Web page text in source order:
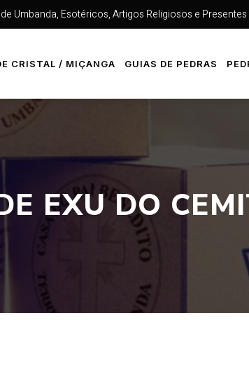
Umbanda, Esotéricos, Artigos Religiosos e Presentes
CRISTAL / MIÇANGA GUIAS DE PEDRAS
EXU DO